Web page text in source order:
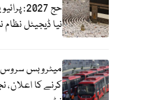
حج
نیا ڈیجیٹل
کرنے کا